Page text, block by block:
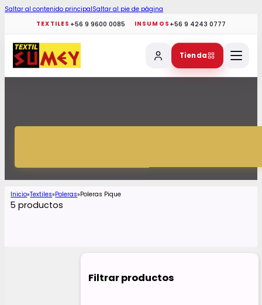
Saltar al contenido principalSaltar al pie de página
TEXTILES +56 9 9600 0085 INSUMOS +56 9 4243 0777
Tienda
Inicio Textiles Poleras Poleras Pique
5 productos
Filtrar productos